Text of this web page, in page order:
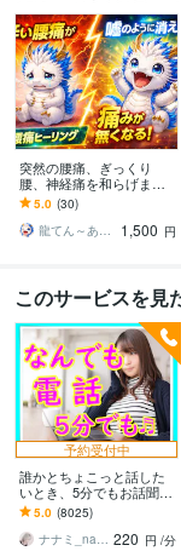
突然の腰痛、ぎっくり
腰、神経痛を和らげます
突然の痛み、まずは「応
急処置」としてお試しく
ださいませ。
5.0 (30)
龍てん～あなたの魂の羅針盤
1,500 円
このサービスを見
予約受付中
誰かとちょこっと話した
いとき、5分でもお話聞き
ます 疲れた～、でもカウ
ンセリングじゃない、な
んとなく雑談聞いて～
5.0 (8025)
ナナミ_nanami 220 円 /分